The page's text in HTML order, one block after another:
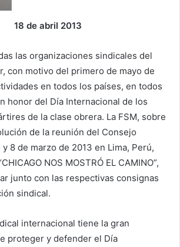
18 de abril 2013
las organizaciones sindicales del
con motivo del primero de mayo de
en todos los países, en todos
honor del Día Internacional de los
de la clase obrera. La FSM, sobre
de la reunión del Consejo
8 de marzo de 2013 en Lima, Perú,
NOS MOSTRÓ EL CAMINO”,
junto con las respectivas consignas
sindical.
internacional tiene la gran
proteger y defender el Día